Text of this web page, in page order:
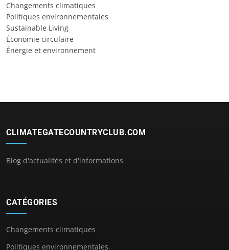
Changements climatiques
Politiques environnementales
Sustainable Living
Économie circulaire
Énergie et environnement
CLIMATEGATECOUNTRYCLUB.COM
Blog d'actualités et d'informations
CATÉGORIES
Changements climatiques
Politiques environnementales